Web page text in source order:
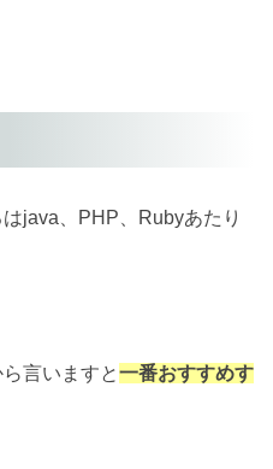
java、PHP、Rubyあたり
言いますと一番おすすめす